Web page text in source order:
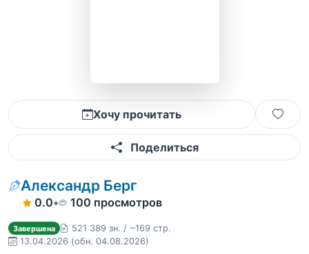
Хочу прочитать
Поделиться
Александр Берг
0.0• 100 просмотров
Завершена
521 389 зн. / ~169 стр.
13.04.2026 (обн. 04.08.2026)